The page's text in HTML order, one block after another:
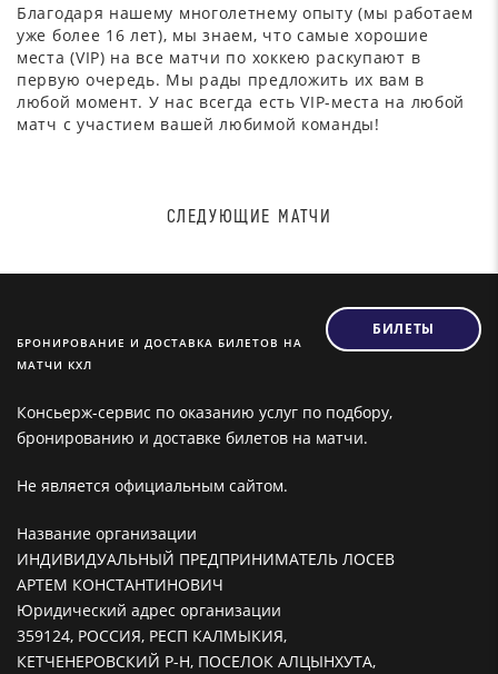
Благодаря нашему многолетнему опыту (мы работаем
уже более 16 лет), мы знаем, что самые хорошие
места (VIP) на все матчи по хоккею раскупают в
первую очередь. Мы рады предложить их вам в
любой момент. У нас всегда есть VIP-места на любой
матч с участием вашей любимой команды!
СЛЕДУЮЩИЕ МАТЧИ
БРОНИРОВАНИЕ И ДОСТАВКА БИЛЕТОВ НА
МАТЧИ КХЛ
БИЛЕТЫ
Консьерж-сервис по оказанию услуг по подбору,
бронированию и доставке билетов на матчи.
Не является официальным сайтом.
Название организации
ИНДИВИДУАЛЬНЫЙ ПРЕДПРИНИМАТЕЛЬ ЛОСЕВ
АРТЕМ КОНСТАНТИНОВИЧ
Юридический адрес организации
359124, РОССИЯ, РЕСП КАЛМЫКИЯ,
КЕТЧЕНЕРОВСКИЙ Р-Н, ПОСЕЛОК АЛЦЫНХУТА,